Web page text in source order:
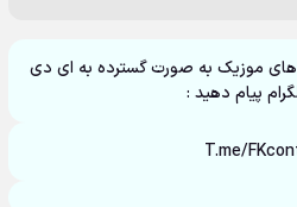
موزیک به صورت گسترده به ای دی
پیام دهید :
T.me/